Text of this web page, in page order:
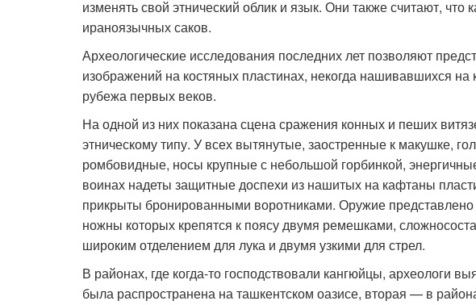
изменять свой этнический облик и язык. Они также считают,
ираноязычных саков.
Археологические исследования последних лет позволяют
изображений на костяных пластинах, некогда нашивавшихся
рубежа первых веков.
На одной из них показана сцена сражения конных и пеших
этническому типу. У всех вытянутые, заостренные к макушке,
ромбовидные, носы крупные с небольшой горбинкой,
воинах надеты защитные доспехи из нашитых на кафтаны
прикрыты бронированными воротниками. Оружие
ножны которых крепятся к поясу двумя ремешками,
широким отделением для лука и двумя узкими для стрел.
В районах, где когда-то господствовали кангюйцы, археологи
была распространена на ташкентском оазисе, вторая — в